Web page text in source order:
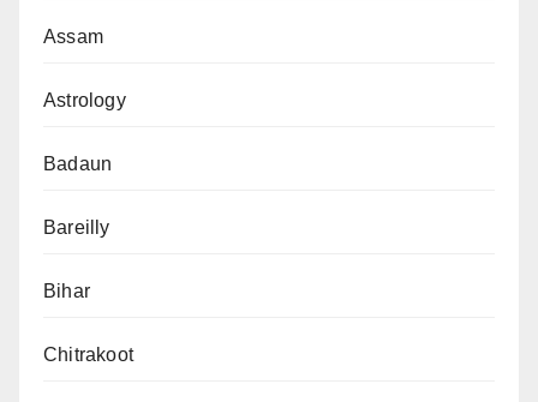
Assam
Astrology
Badaun
Bareilly
Bihar
Chitrakoot